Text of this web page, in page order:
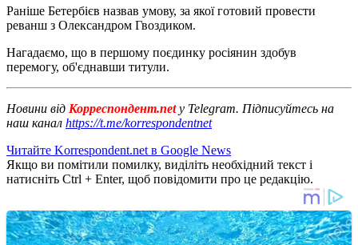
Раніше Бетербієв назвав умову, за якої готовий провести
реванш з Олександром Гвоздиком.
Нагадаємо, що в першому поєдинку росіянин здобув
перемогу, об'єднавши титули.
Новини від Корреспондент.net у Telegram. Підписуйтесь на
наш канал https://t.me/korrespondentnet
Читайте Korrespondent.net в Google News
Якщо ви помітили помилку, виділіть необхідний текст і
натисніть Ctrl + Enter, щоб повідомити про це редакцію.